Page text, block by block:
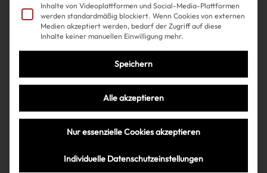
Inhalte von Videoplattformen und Social-Media-Plattformen
werden standardmäßig blockiert. Wenn Cookies von externen
Medien akzeptiert werden, bedarf der Zugriff auf diese
Inhalte keiner manuellen Einwilligung mehr.
Speichern
Alle akzeptieren
Nur essenzielle Cookies akzeptieren
Individuelle Datenschutzeinstellungen